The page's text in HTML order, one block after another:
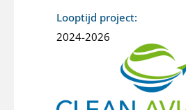
Looptijd project:
2024-2026